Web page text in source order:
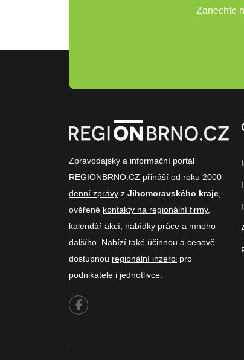
Zanechte
Zpravodajský a informační portál
REGIONBRNO.CZ přináší od roku 2000
denní zprávy z Jihomoravského kraje
ověřené kontakty na regionální firmy,
kalendář akcí nabídky práce a mnoho
dalšího. Nabízí také účinnou a cenově
dostupnou regionální inzerci pro
podnikatele i jednotlivce.